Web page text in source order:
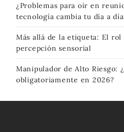
¿Problemas para oír en
tecnología cambia tu día a día
Más allá de la etiqueta: El
percepción sensorial
Manipulador de Alto Riesgo:
obligatoriamente en 2026?